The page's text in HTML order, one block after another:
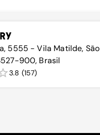
5555 - Vila Matilde, São
900, Brasil
3.8 (157)